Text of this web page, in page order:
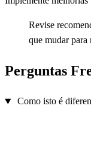
Revise
que mudar para
Perguntas
Como isto é